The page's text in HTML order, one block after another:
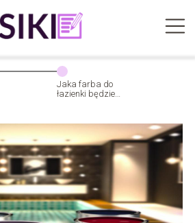
Jaka farba do
łazienki będzie